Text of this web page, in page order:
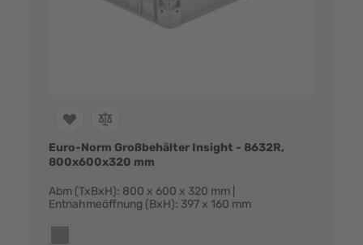
Euro-Norm Großbehälter Insight - 8632R,
800x600x320 mm
Abm (TxBxH): 800 x 600 x 320 mm |
Entnahmeöffnung (BxH): 397 x 160 mm